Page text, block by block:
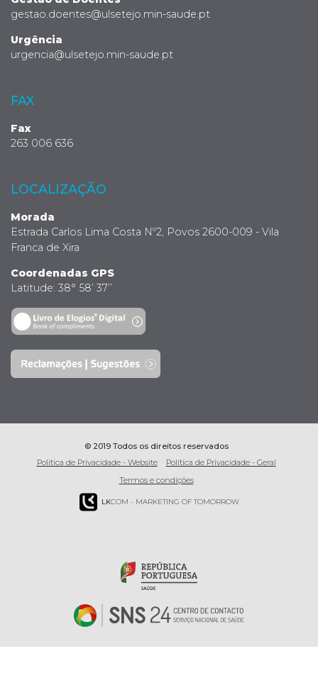
gestao.doentes@ulsetejo.min-saude.pt
Urgência
urgencia@ulsetejo.min-saude.pt
FAX
Fax
263 006 636
LOCALIZAÇÃO
Morada
Estrada Carlos Lima Costa Nº2, Povos 2600-009 - Vila
Franca de Xira
Coordenadas GPS
Latitude: 38° 58’ 37’’
© 2019 Todos os direitos reservados
Política de Privacidade - Website
Política de Privacidade - Geral
Termos e condições
LKCOM - MARKETING OF TOMORROW